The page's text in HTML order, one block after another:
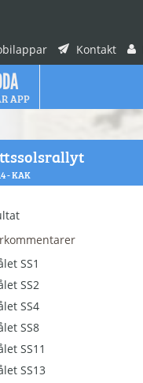
Kontakt
APP
- KAK
SS1
SS2
SS4
SS8
SS11
SS13